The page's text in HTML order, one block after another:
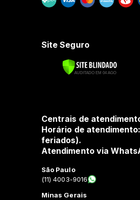
Site Seguro
Centrais de
Horário de
feriados).
Atendimento via
São Paulo
(11) 4003-9016
Minas Gerais